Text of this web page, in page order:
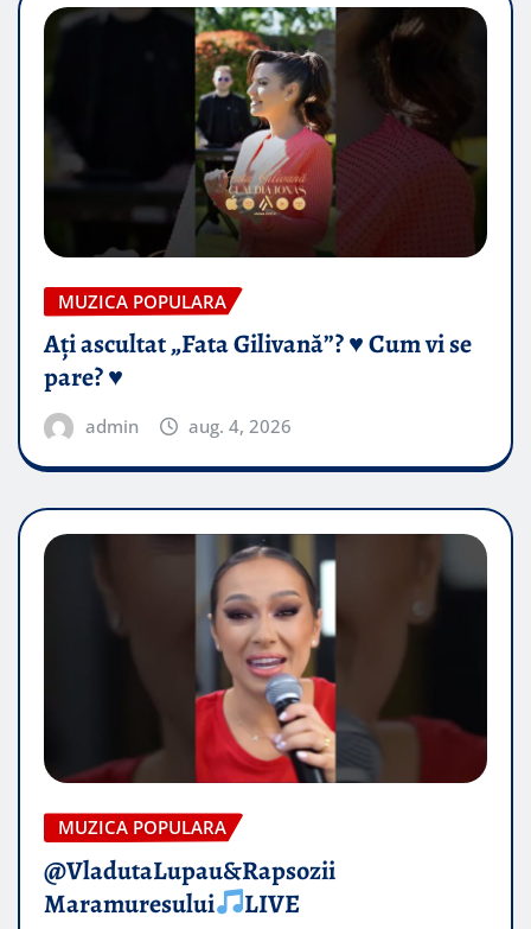
MUZICA POPULARA
Ați ascultat „Fata Gilivană”? ♥️ Cum vi se
pare? ♥️
admin aug. 4, 2026
MUZICA POPULARA
@VladutaLupau&Rapsozii
Maramuresului
LIVE